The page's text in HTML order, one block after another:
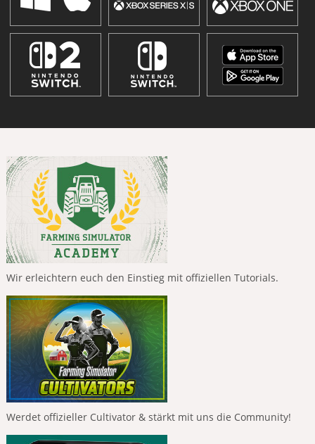
Wir erleichtern euch den Einstieg mit offiziellen Tutorials.
Werdet offizieller Cultivator & stärkt mit uns die Community!